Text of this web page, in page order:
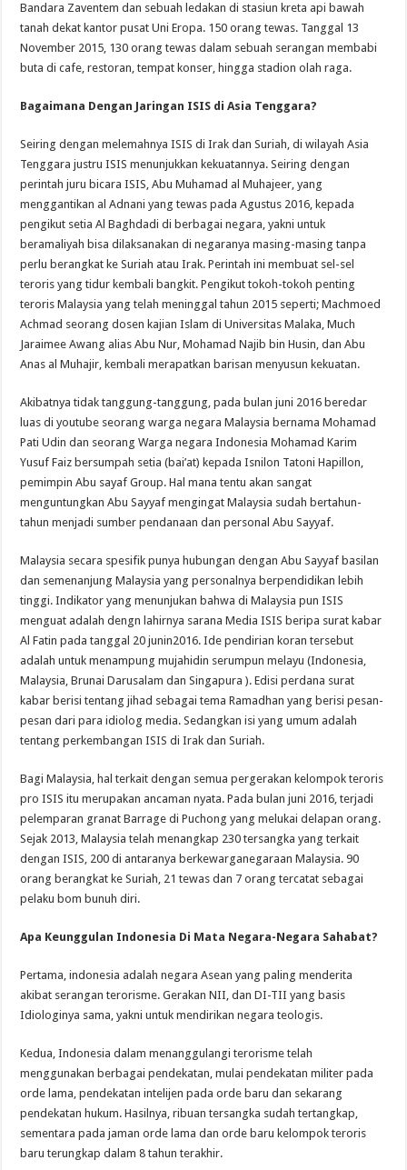
Bandara Zaventem dan sebuah ledakan di stasiun kreta api bawah
tanah dekat kantor pusat Uni Eropa. 150 orang tewas. Tanggal 13
November 2015, 130 orang tewas dalam sebuah serangan membabi
buta di cafe, restoran, tempat konser, hingga stadion olah raga.
Bagaimana Dengan Jaringan ISIS di Asia Tenggara?
Seiring dengan melemahnya ISIS di Irak dan Suriah, di wilayah Asia
Tenggara justru ISIS menunjukkan kekuatannya. Seiring dengan
perintah juru bicara ISIS, Abu Muhamad al Muhajeer, yang
menggantikan al Adnani yang tewas pada Agustus 2016, kepada
pengikut setia Al Baghdadi di berbagai negara, yakni untuk
beramaliyah bisa dilaksanakan di negaranya masing-masing tanpa
perlu berangkat ke Suriah atau Irak. Perintah ini membuat sel-sel
teroris yang tidur kembali bangkit. Pengikut tokoh-tokoh penting
teroris Malaysia yang telah meninggal tahun 2015 seperti; Machmoed
Achmad seorang dosen kajian Islam di Universitas Malaka, Much
Jaraimee Awang alias Abu Nur, Mohamad Najib bin Husin, dan Abu
Anas al Muhajir, kembali merapatkan barisan menyusun kekuatan.
Akibatnya tidak tanggung-tanggung, pada bulan juni 2016 beredar
luas di youtube seorang warga negara Malaysia bernama Mohamad
Pati Udin dan seorang Warga negara Indonesia Mohamad Karim
Yusuf Faiz bersumpah setia (bai’at) kepada Isnilon Tatoni Hapillon,
pemimpin Abu sayaf Group. Hal mana tentu akan sangat
menguntungkan Abu Sayyaf mengingat Malaysia sudah bertahun-
tahun menjadi sumber pendanaan dan personal Abu Sayyaf.
Malaysia secara spesifik punya hubungan dengan Abu Sayyaf basilan
dan semenanjung Malaysia yang personalnya berpendidikan lebih
tinggi. Indikator yang menunjukan bahwa di Malaysia pun ISIS
menguat adalah dengn lahirnya sarana Media ISIS beripa surat kabar
Al Fatin pada tanggal 20 junin2016. Ide pendirian koran tersebut
adalah untuk menampung mujahidin serumpun melayu (Indonesia,
Malaysia, Brunai Darusalam dan Singapura ). Edisi perdana surat
kabar berisi tentang jihad sebagai tema Ramadhan yang berisi pesan-
pesan dari para idiolog media. Sedangkan isi yang umum adalah
tentang perkembangan ISIS di Irak dan Suriah.
Bagi Malaysia, hal terkait dengan semua pergerakan kelompok teroris
pro ISIS itu merupakan ancaman nyata. Pada bulan juni 2016, terjadi
pelemparan granat Barrage di Puchong yang melukai delapan orang.
Sejak 2013, Malaysia telah menangkap 230 tersangka yang terkait
dengan ISIS, 200 di antaranya berkewarganegaraan Malaysia. 90
orang berangkat ke Suriah, 21 tewas dan 7 orang tercatat sebagai
pelaku bom bunuh diri.
Apa Keunggulan Indonesia Di Mata Negara-Negara Sahabat?
Pertama, indonesia adalah negara Asean yang paling menderita
akibat serangan terorisme. Gerakan NII, dan DI-TII yang basis
Idiologinya sama, yakni untuk mendirikan negara teologis.
Kedua, Indonesia dalam menanggulangi terorisme telah
menggunakan berbagai pendekatan, mulai pendekatan militer pada
orde lama, pendekatan intelijen pada orde baru dan sekarang
pendekatan hukum. Hasilnya, ribuan tersangka sudah tertangkap,
sementara pada jaman orde lama dan orde baru kelompok teroris
baru terungkap dalam 8 tahun terakhir.